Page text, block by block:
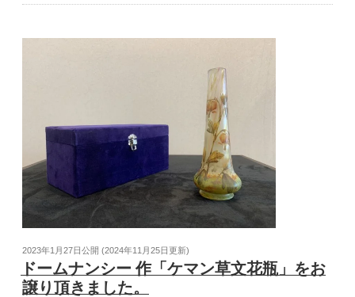
2023年1月27日公開 (2024年11月25日 更新)
ドームナンシー 作「ケマン草文花瓶」をお
譲り頂きました。